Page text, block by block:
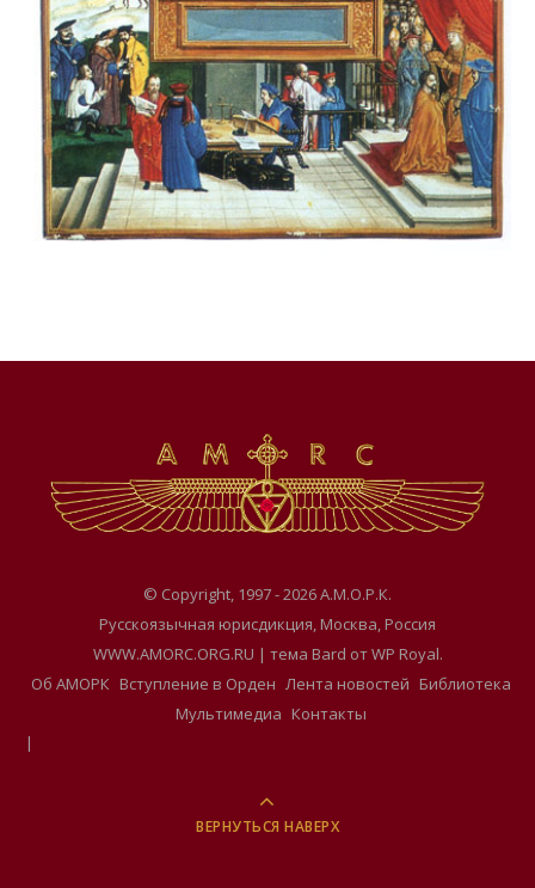
© Copyright, 1997 - 2026 А.М.О.Р.К.
Русскоязычная юрисдикция, Москва, Россия
WWW.AMORC.ORG.RU | тема Bard отWP Royal.
Об АМОРК Вступление в Орден Лента новостей Библиотека
Мультимедиа Контакты
ВЕРНУТЬСЯ НАВЕРХ